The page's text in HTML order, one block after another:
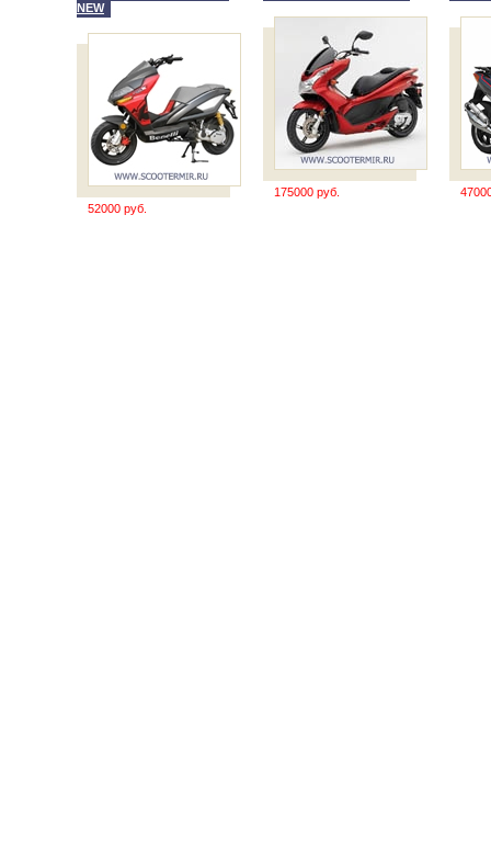
NEW
52000 руб.
175000 руб.